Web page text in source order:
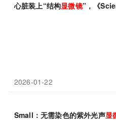
心脏装上“结构显微镜”，《
2026-01-22
Small：无需染色的紫外光声显